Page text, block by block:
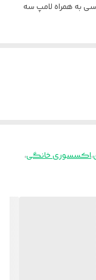
به همراه لامپ سه
،اکسسوری خانگی،